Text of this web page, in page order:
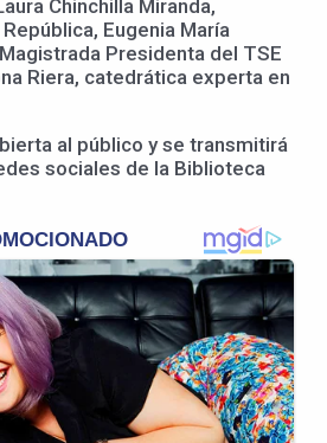
Chinchilla Miranda,
Eugenia María
Presidenta del TSE
Riera, catedrática experta en
al público y se transmitirá
sociales de la Biblioteca